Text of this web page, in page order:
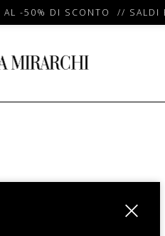
-50% DI SCONTO // SALDI